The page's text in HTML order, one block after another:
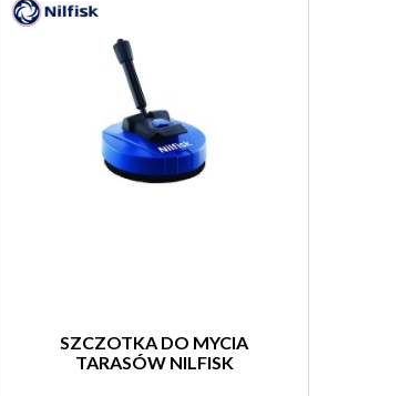
SZCZOTKA DO MYCIA
TARASÓW NILFISK